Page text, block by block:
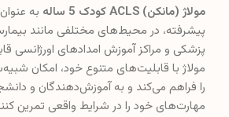
مولاژ (مانکن) ACLS کودک 5 ساله
به
پیشرفته، در محیط‌های مختلفی مانند
پزشکی و مراکز آموزش امدادهای اورژانسی
مولاژ با قابلیت‌های متنوع خود، امکان
را فراهم می‌کند و به آموزش‌دهندگان و
مهارت‌های خود را در شرایط واقعی تمرین